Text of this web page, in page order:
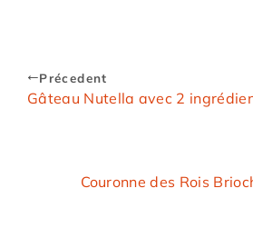
Précedent
Gâteau Nutella avec 2
Couronne des Rois